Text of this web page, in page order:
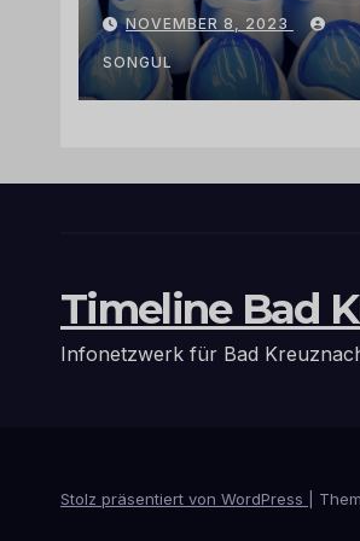
Exklusivität:
Arganöl,
und
NOVEMBER 8, 2023
SONGUL
Timeline Bad
Infonetzwerk für Bad
Stolz präsentiert von WordPress